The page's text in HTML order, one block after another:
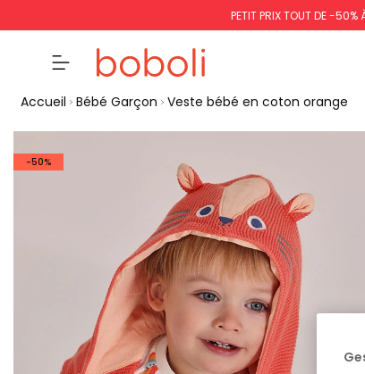
PETIT PRIX TOUT DE -
Accueil Bébé Garçon Veste bébé en coton orange
-50%